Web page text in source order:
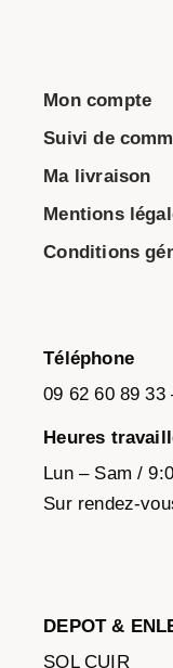
Mon compte
Suivi de
Ma livraison
Mentions
Conditions
Téléphone
09 62 60 89 33
Heures
Lun – Sam /
Sur rendez-
DEPOT &
SOL CUIR